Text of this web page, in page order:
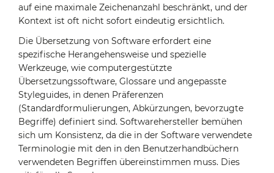
auf eine maximale Zeichenanzahl beschränkt, und der
Kontext ist oft nicht sofort eindeutig ersichtlich.
Die Übersetzung von Software erfordert eine
spezifische Herangehensweise und spezielle
Werkzeuge, wie computergestützte
Übersetzungssoftware, Glossare und angepasste
Styleguides, in denen Präferenzen
(Standardformulierungen, Abkürzungen, bevorzugte
Begriffe) definiert sind. Softwarehersteller bemühen
sich um Konsistenz, da die in der Software verwendete
Terminologie mit den in den Benutzerhandbüchern
verwendeten Begriffen übereinstimmen muss. Dies